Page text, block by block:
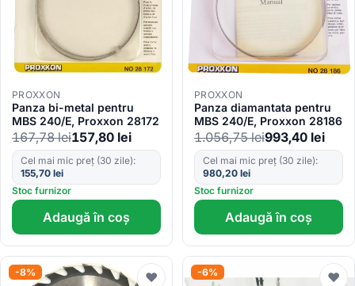
PROXXON
Panza bi-metal pentru
MBS 240/E, Proxxon 28172
167,78lei157,80 lei
Cel mai mic preț (30 zile):
155,70 lei
Stoc furnizor
Adaugă în coș
PROXXON
Panza diamantata pentru
MBS 240/E, Proxxon 28186
1.056,75lei993,40 lei
Cel mai mic preț (30 zile):
980,20 lei
Stoc furnizor
Adaugă în coș
-8% ♥ -6% ♥